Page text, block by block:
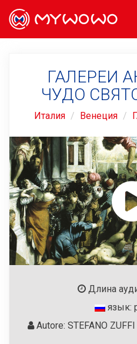
ГАЛЕРЕИ
ЧУДО
Италия Венеция
Длина
язык:
Autore: STEFANO ZUFFI